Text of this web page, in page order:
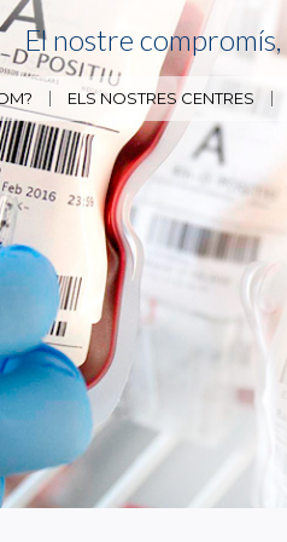
El nostre compromís,
ELS NOSTRES CENTRES